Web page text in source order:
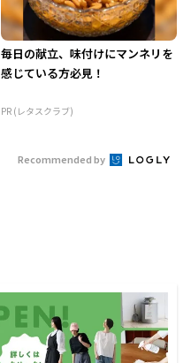
毎日の献立、味付けにマンネリを
感じている方必見！
PR (レタスクラブ)
Recommended by